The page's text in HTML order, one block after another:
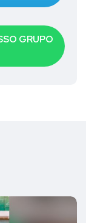
GRUPO